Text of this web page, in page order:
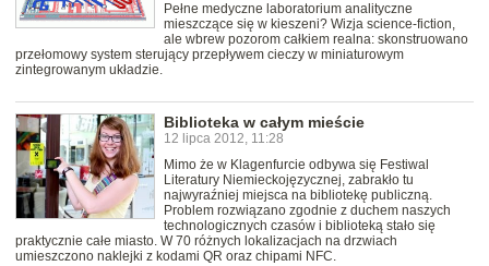
Pełne medyczne laboratorium analityczne
mieszczące się w kieszeni? Wizja science-fiction,
ale wbrew pozorom całkiem realna: skonstruowano
przełomowy system sterujący przepływem cieczy w miniaturowym
zintegrowanym układzie.
Biblioteka w całym mieście
12 lipca 2012, 11:28
Mimo że w Klagenfurcie odbywa się Festiwal
Literatury Niemieckojęzycznej, zabrakło tu
najwyraźniej miejsca na bibliotekę publiczną.
Problem rozwiązano zgodnie z duchem naszych
technologicznych czasów i biblioteką stało się
praktycznie całe miasto. W 70 różnych lokalizacjach na drzwiach
umieszczono naklejki z kodami QR oraz chipami NFC.